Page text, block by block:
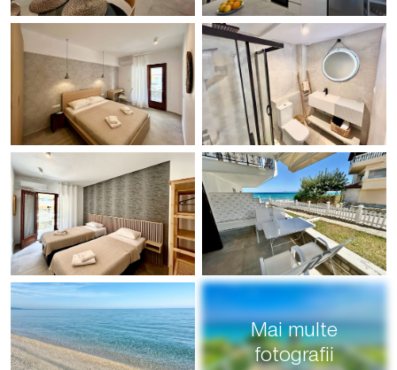
Mai multe
fotografii